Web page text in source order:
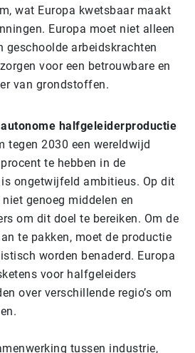
wat Europa kwetsbaar maakt
Europa moet niet alleen
geschoolde arbeidskrachten
voor een betrouwbare en
van grondstoffen.
autonome halfgeleiderproductie
tegen 2030 een wereldwijd
te hebben in de
ongetwijfeld ambitieus. Op dit
genoeg middelen en
om dit doel te bereiken. Om de
te pakken, moet de productie
worden benaderd. Europa
voor halfgeleiders
over verschillende regio’s om
tussen industrie,